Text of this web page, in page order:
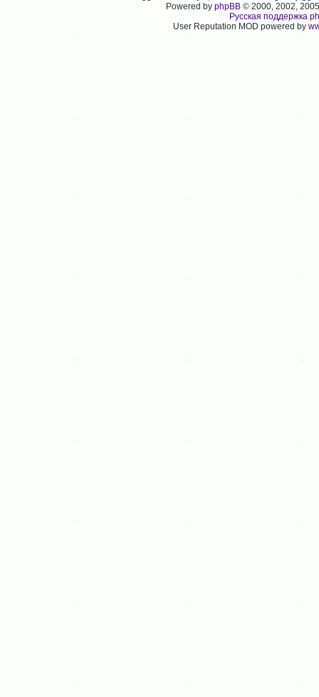
Powered byphpBB © 2000, 2002,
Русская поддержка
User Reputation MOD powered by